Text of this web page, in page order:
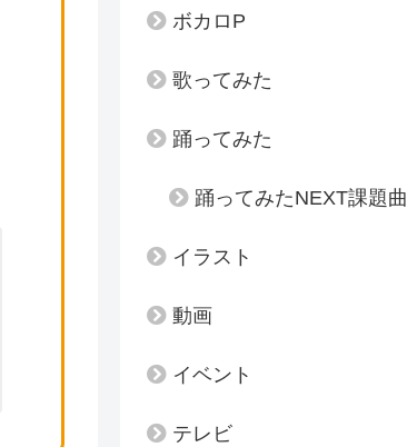
ボカロP
歌ってみた
踊ってみた
踊ってみたNEXT課題曲
イラスト
動画
イベント
テレビ